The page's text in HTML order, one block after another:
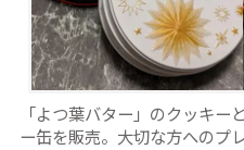
「よつ葉バター」のクッキ
ー缶を販売。大切な方へのプ